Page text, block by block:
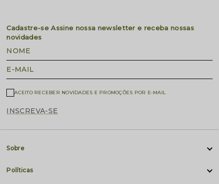
Cadastre-seAssine nossa newsletter e receba nossas
novidades
NOME
E-MAIL
INSCREVA-SE
ACEITO RECEBER NOVIDADES E PROMOÇÕES POR E-MAIL
Sobre
Políticas